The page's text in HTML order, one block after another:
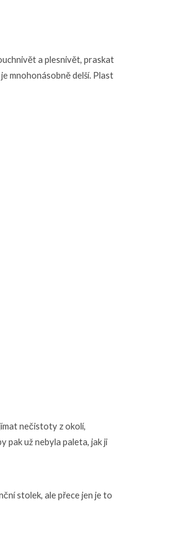
a plesnivět, praskat
mnohonásobně delší. Plast
nečistoty z okolí,
pak už nebyla paleta, jak ji
stolek, ale přece jen je to